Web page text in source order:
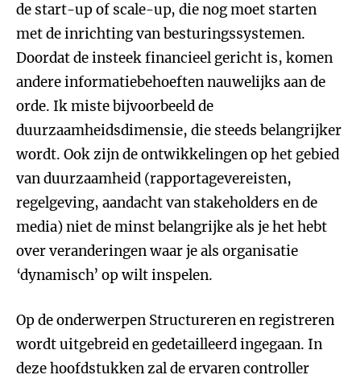
de start-up of scale-up, die nog moet starten
met de inrichting van besturingssystemen.
Doordat de insteek financieel gericht is, komen
andere informatiebehoeften nauwelijks aan de
orde. Ik miste bijvoorbeeld de
duurzaamheidsdimensie, die steeds belangrijker
wordt. Ook zijn de ontwikkelingen op het gebied
van duurzaamheid (rapportagevereisten,
regelgeving, aandacht van stakeholders en de
media) niet de minst belangrijke als je het hebt
over veranderingen waar je als organisatie
‘dynamisch’ op wilt inspelen.
Op de onderwerpen Structureren en registreren
wordt uitgebreid en gedetailleerd ingegaan. In
deze hoofdstukken zal de ervaren controller